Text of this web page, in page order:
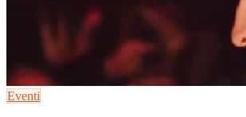
Eventi